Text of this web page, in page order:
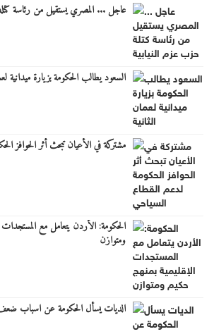
عاجل ... المصري يستقيل من رئاسة
السعود يطالب الحكومة بزيارة ميدانية
مشتركة في الأعيان تبحث أثر الحوافز
الحكومة: الأردن يتعامل مع المستجدات
ومتوازن
الديات يسأل الحكومة عن اسباب ضعف